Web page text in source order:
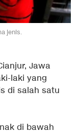
jenis.
Jawa
laki yang
di salah satu
di bawah